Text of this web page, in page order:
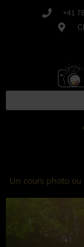
+41
Un cours photo